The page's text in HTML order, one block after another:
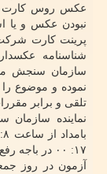
عکس روس کارت
نبودن عکس و یا
شناسنامه
سازمان سنجش
نموده و موضوع
تلقی و برابر
۱۷: ۰۰ در باجه رفع نقص حوزه مربوطه مستقر خواهد شد.